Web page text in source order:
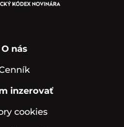
O nás
inzerovať
cookies